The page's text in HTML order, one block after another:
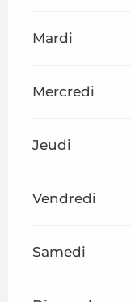
Mardi
Mercredi
Jeudi
Vendredi
Samedi